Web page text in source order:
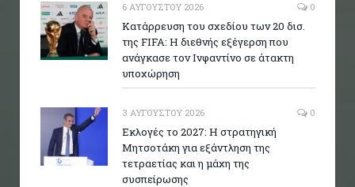
6 ΑΥΓΟΎΣΤΟΥ 2026 0
Κατάρρευση του σχεδίου των 20 δισ.
της FIFA: Η διεθνής εξέγερση που
ανάγκασε τον Ινφαντίνο σε άτακτη
υποχώρηση
3 ΑΥΓΟΎΣΤΟΥ 2026 0
Εκλογές το 2027: Η στρατηγική
Μητσοτάκη για εξάντληση της
τετραετίας και η μάχη της
συσπείρωσης